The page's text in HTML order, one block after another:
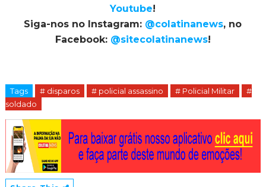
Youtube!
Siga-nos no Instagram: @colatinanews, no
Facebook: @sitecolatinanews!
Tags # disparos # policial assassino # Policial Militar
#
soldado